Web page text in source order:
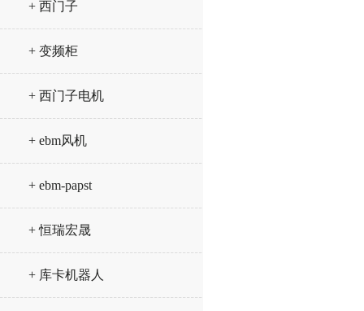
+ 西门子
+ 变频柜
+ 西门子电机
+ ebm风机
+ ebm-papst
+ 恒瑞宏晟
+ 库卡机器人